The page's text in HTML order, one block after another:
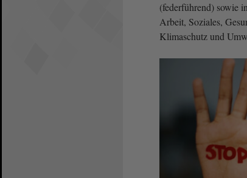
(federführend) sowie
Arbeit, Soziales,
Klimaschutz und